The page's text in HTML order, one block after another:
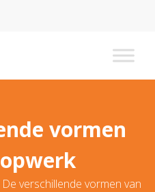
vormen
De verschillende vormen van